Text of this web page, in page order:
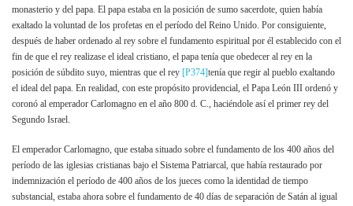
monasterio y del papa. El papa estaba en la posición de sumo sacerdote, quien había
exaltado la voluntad de los profetas en el período del Reino Unido. Por consiguiente,
después de haber ordenado al rey sobre el fundamento espiritual por él establecido con el
fin de que el rey realizase el ideal cristiano, el papa tenía que obedecer al rey en la
posición de súbdito suyo, mientras que el rey [P374]tenía que regir al pueblo exaltando
el ideal del papa. En realidad, con este propósito providencial, el Papa León III ordenó y
coronó al emperador Carlomagno en el año 800 d. C., haciéndole así el primer rey del
Segundo Israel.
El emperador Carlomagno, que estaba situado sobre el fundamento de los 400 años del
período de las iglesias cristianas bajo el Sistema Patriarcal, que había restaurado por
indemnización el período de 400 años de los jueces como la identidad de tiempo
substancial, estaba ahora sobre el fundamento de 40 días de separación de Satán al igual